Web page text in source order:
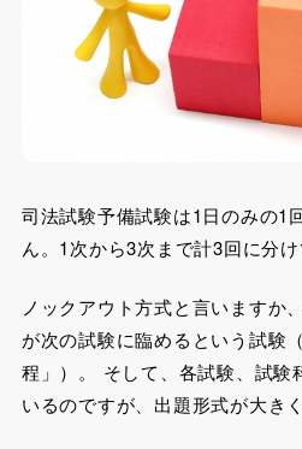
司法試験予備試験は1日のみの1
ん。1次から3次まで計3回に分
ノックアウト方式と言いますか
が次の試験に臨めるという試験
程」）。 そして、各試験、試験
いるのですが、出題形式が大き